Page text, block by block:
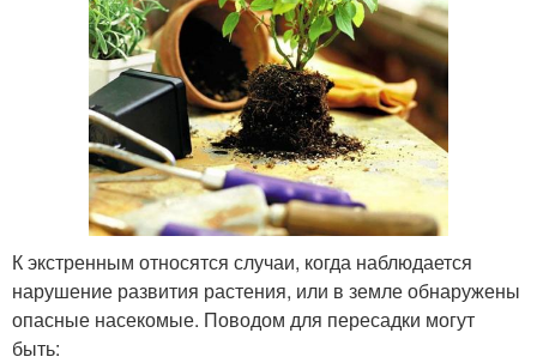
К экстренным относятся случаи, когда наблюдается
нарушение развития растения, или в земле обнаружены
опасные насекомые. Поводом для пересадки могут
быть: